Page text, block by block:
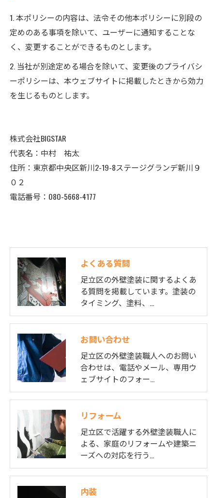
1. 本ポリシーの内容は、法令その他本ポリシーに別段の
定めのある事項を除いて、ユーザーに通知することな
く、変更することができるものとします。
2. 当社が別途定める場合を除いて、変更後のプライバシ
ーポリシーは、本ウェブサイトに掲載したときから効力
を生じるものとします。
株式会社BIGSTAR
代表名：中村 祐太
住所：東京都中央区新川2-19-8ステージグランデ新川９
０２
電話番号：080-5668-4177
よくある質問
足立区の外壁塗装に関するよくあ
る質問を掲載しています。塗装の
タイミング、塗料、…
お問い合わせ
足立区の外壁塗装職人へのお問い
合わせは、電話やメール、専用ウ
ェブサイトのフォー…
リフォーム
足立区で活躍する外壁塗装職人に
よる、家庭のリフォームや建築ニ
ーズへの対応を行う…
内装